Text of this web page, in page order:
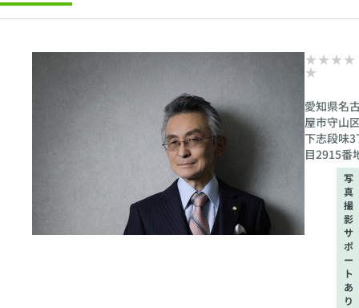
愛知県名
屋市守山
下志段味3
目2915番
写
真
撮
影
サ
ポ
ー
ト
あ
り